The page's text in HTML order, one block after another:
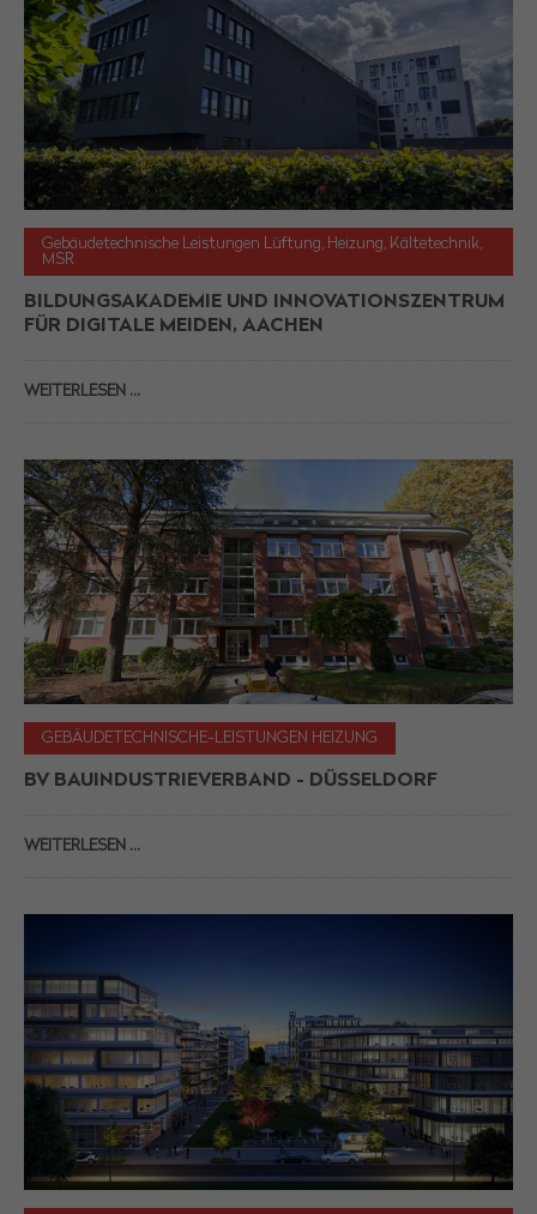
Gebäudetechnische Leistungen Lüftung, Heizung, Kältetechnik,
MSR
BILDUNGSAKADEMIE UND INNOVATIONSZENTRUM
FÜR DIGITALE MEIDEN, AACHEN
WEITERLESEN …
GEBÄUDETECHNISCHE-LEISTUNGEN HEIZUNG
BV BAUINDUSTRIEVERBAND - DÜSSELDORF
WEITERLESEN …